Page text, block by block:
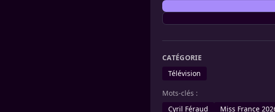
CATÉGORIE
Télévision
Mots-clés :
Cyril Féraud
Miss France